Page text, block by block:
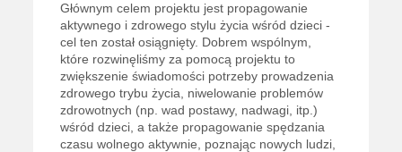
Głównym celem projektu jest propagowanie
aktywnego i zdrowego stylu życia wśród dzieci -
cel ten został osiągnięty. Dobrem wspólnym,
które rozwinęliśmy za pomocą projektu to
zwiększenie świadomości potrzeby prowadzenia
zdrowego trybu życia, niwelowanie problemów
zdrowotnych (np. wad postawy, nadwagi, itp.)
wśród dzieci, a także propagowanie spędzania
czasu wolnego aktywnie, poznając nowych ludzi,